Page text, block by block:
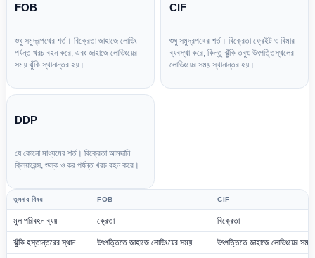
FOB
শুধু সমুদ্রপথের শর্ত। বিক্রেতা জাহাজে লোডিং
পর্যন্ত খরচ বহন করে, এবং জাহাজে লোডিংয়ের
সময় ঝুঁকি স্থানান্তর হয়।
CIF
শুধু সমুদ্রপথের শর্ত। বিক্রেতা ফ্রেইট ও বিমার
ব্যবস্থা করে, কিন্তু ঝুঁকি তবুও উৎপত্তিস্থলের
লোডিংয়ের সময় স্থানান্তর হয়।
DDP
যে কোনো মাধ্যমের শর্ত। বিক্রেতা আমদানি
ক্লিয়ারেন্স, শুল্ক ও কর পর্যন্ত খরচ বহন করে।
তুলনার বিষয় FOB CIF
মূল পরিবহন ব্যয় ক্রেতা বিক্রেতা
ঝুঁকি হস্তান্তরের স্থান উৎপত্তিতে জাহাজে লোডিংয়ের সময় উৎপত্তিতে জাহাজে লোডিংয়ের সময়